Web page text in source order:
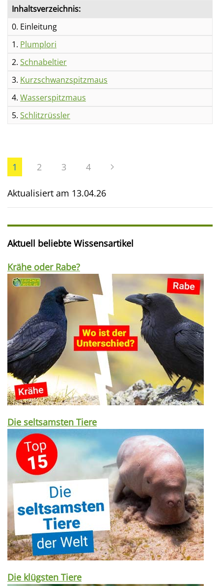
Inhaltsverzeichnis:
0. Einleitung
1. Plumplori
2. Schnabeltier
3. Kurzschwanzspitzmaus
4. Wasserspitzmaus
5. Schlitzrüssler
1 2 3 4
Aktualisiert am 13.04.26
Aktuell beliebte Wissensartikel
Krähe oder Rabe?
Die seltsamsten Tiere
Die klügsten Tiere